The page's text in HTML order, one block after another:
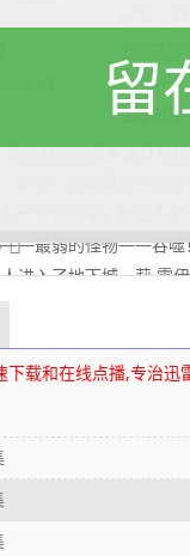
豆瓣短评
目始的童年是在贫民
——最弱的怪物——吞
人进入了地下城。莉
身一人，于是 将她带
却充满爱心的单身冒
一段充满欢笑和泪水
载和在线点播,专治迅
留